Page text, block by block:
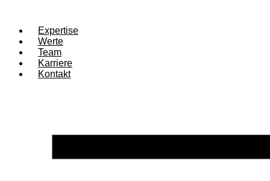
Expertise
Werte
Team
Karriere
Kontakt